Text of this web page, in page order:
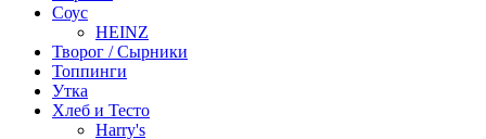
Соус
HEINZ
Творог / Сырники
Топпинги
Утка
Хлеб и Тесто
Harry's